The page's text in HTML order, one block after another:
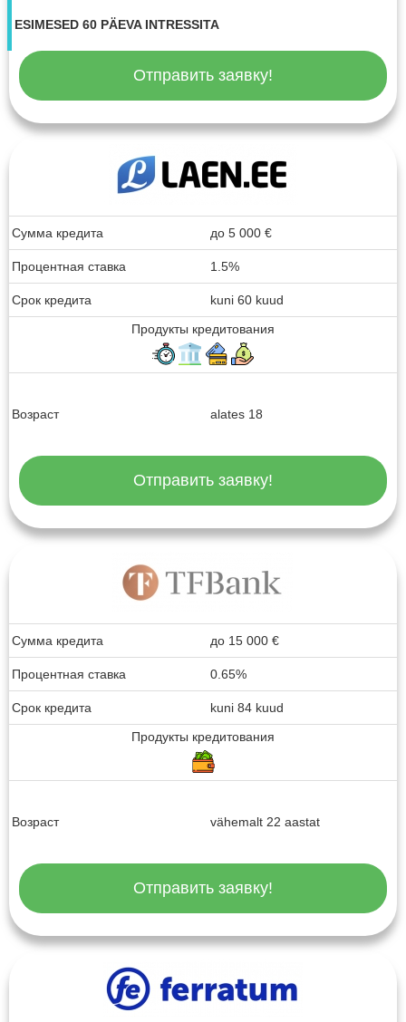
ESIMESED 60 PÄEVA INTRESSITA
Отправить заявку!
Сумма кредита до 5 000 €
Процентная ставка 1.5%
Срок кредита
kuni 60 kuud
Продукты кредитования
Возраст alates 18
Отправить заявку!
Сумма кредита до 15 000 €
Процентная ставка 0.65%
Срок кредита
kuni 84 kuud
Продукты кредитования
Возраст vähemalt 22 aastat
Отправить заявку!